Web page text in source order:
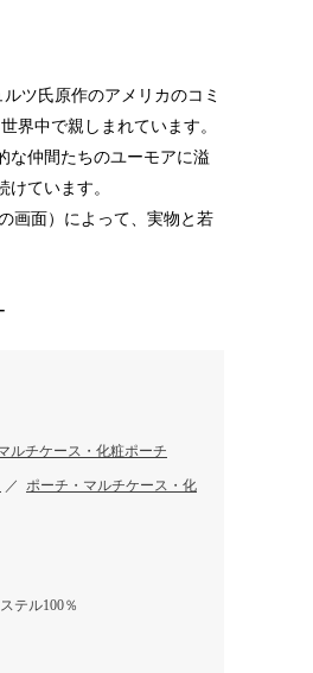
ツ氏原作のアメリカのコミ
界中で親しまれています。
な仲間たちのユーモアに溢
ています。
画面）によって、実物と若
ルチケース・化粧ポーチ
／ ポーチ・マルチケース・化
テル100％